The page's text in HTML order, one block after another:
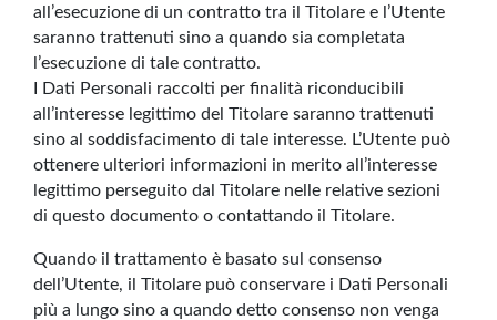
all’esecuzione di un contratto tra il Titolare e l’Utente
saranno trattenuti sino a quando sia completata
l’esecuzione di tale contratto.
I Dati Personali raccolti per finalità riconducibili
all’interesse legittimo del Titolare saranno trattenuti
sino al soddisfacimento di tale interesse. L’Utente può
ottenere ulteriori informazioni in merito all’interesse
legittimo perseguito dal Titolare nelle relative sezioni
di questo documento o contattando il Titolare.
Quando il trattamento è basato sul consenso
dell’Utente, il Titolare può conservare i Dati Personali
più a lungo sino a quando detto consenso non venga